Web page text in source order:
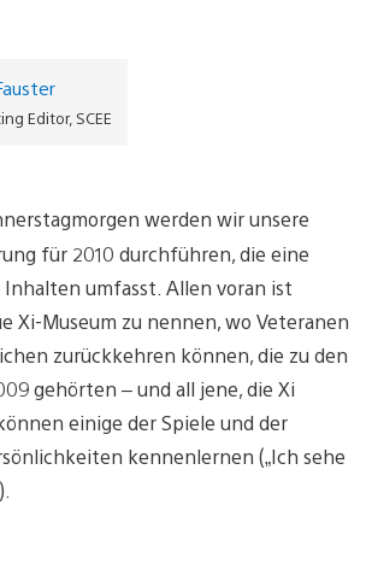
Editor, SCEE
werden wir unsere
für 2010 durchführen, die eine
Inhalten umfasst. Allen voran ist
Xi-Museum zu nennen, wo Veteranen
zurückkehren können, die zu den
gehörten – und all jene, die Xi
einige der Spiele und der
kennenlernen („Ich sehe